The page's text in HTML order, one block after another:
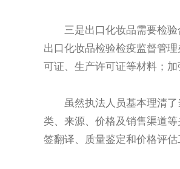
三是出口化妆品需要检
出口化妆品检验检疫监督管
可证、生产许可证等材料；
虽然执法人员基本理清
类、来源、价格及销售渠道
签翻译、质量鉴定和价格评